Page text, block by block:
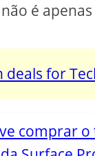
é
deals for